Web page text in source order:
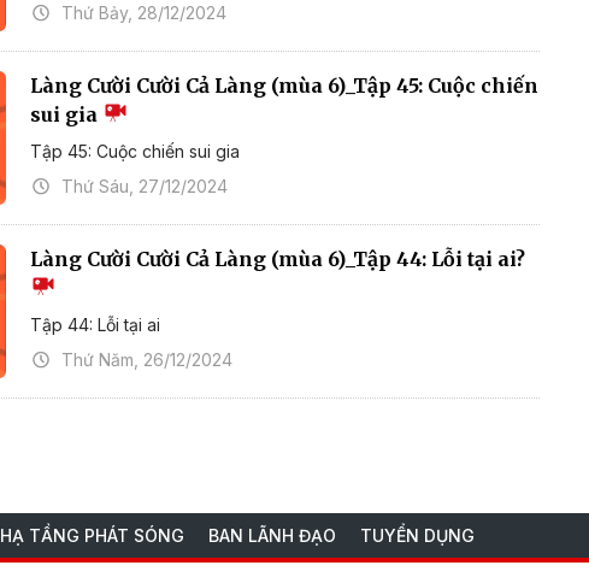
Thứ Bảy, 28/12/2024
Làng Cười Cười Cả Làng (mùa 6)_Tập 45: Cuộc chiến
sui gia
Tập 45: Cuộc chiến sui gia
Thứ Sáu, 27/12/2024
Làng Cười Cười Cả Làng (mùa 6)_Tập 44: Lỗi tại ai?
Tập 44: Lỗi tại ai
Thứ Năm, 26/12/2024
HẠ TẦNG PHÁT SÓNG BAN LÃNH ĐẠO TUYỂN DỤNG